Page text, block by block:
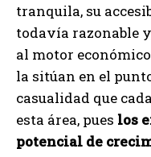
tranquila, su
todavía razonable
al motor
la sitúan en el
casualidad que
esta área, pues los
potencial de